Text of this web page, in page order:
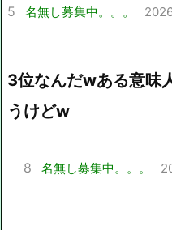
5 名無し募集中。。。
3位なんだwある意味
うけどw
8 名無し募集中。。。